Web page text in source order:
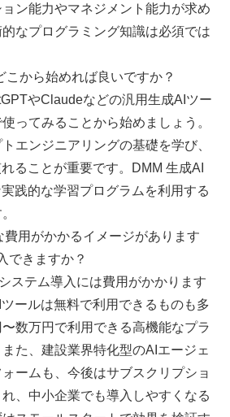
ン能力やマネジメント能力が求め
なプログラミング知識は必須では
こから始めれば良いですか？
やClaudeなどの汎用生成AIツー
ってみることから始めましょう。
エンジニアリングの基礎を学び、
ることが重要です。DMM 生成AI
践的な学習プログラムを利用する
費用がかかるイメージがあります
できますか？
ステム導入には費用がかかります
ールは無料で利用できるものも多
〜数万円で利用できる高機能なプラ
た、建設業界特化型のAIエージェ
ームも、今後はサブスクリプショ
、中小企業でも導入しやすくなる